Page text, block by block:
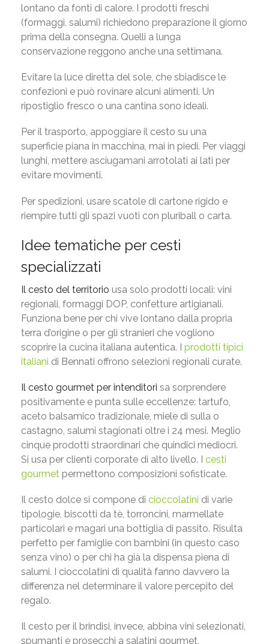
lontano da fonti di calore. I prodotti freschi
(formaggi, salumi) richiedono preparazione il giorno
prima della consegna. Quelli a lunga
conservazione reggono anche una settimana.
Evitare la luce diretta del sole, che sbiadisce le
confezioni e può rovinare alcuni alimenti. Un
ripostiglio fresco o una cantina sono ideali.
Per il trasporto, appoggiare il cesto su una
superficie piana in macchina, mai in piedi. Per viaggi
lunghi, mettere asciugamani arrotolati ai lati per
evitare movimenti.
Per spedizioni, usare scatole di cartone rigido e
riempire tutti gli spazi vuoti con pluriball o carta.
Idee tematiche per cesti
specializzati
Il cesto del territorio usa solo prodotti locali: vini
regionali, formaggi DOP, confetture artigianali.
Funziona bene per chi vive lontano dalla propria
terra d’origine o per gli stranieri che vogliono
scoprire la cucina italiana autentica. I prodotti tipici
italiani di Bennati offrono selezioni regionali curate.
Il cesto gourmet per intenditori sa sorprendere
positivamente e punta sulle eccellenze: tartufo,
aceto balsamico tradizionale, miele di sulla o
castagno, salumi stagionati oltre i 24 mesi. Meglio
cinque prodotti straordinari che quindici mediocri.
Si usa per clienti corporate di alto livello. I cesti
gourmet permettono composizioni sofisticate.
Il cesto dolce si compone di cioccolatini di varie
tipologie, biscotti da tè, torroncini, marmellate
particolari e magari una bottiglia di passito. Risulta
perfetto per famiglie con bambini (in questo caso
senza vino) o per chi ha già la dispensa piena di
salumi. I cioccolatini di qualità fanno davvero la
differenza nel determinare il valore percepito del
regalo.
Il cesto per il brindisi, invece, abbina vini selezionati,
spumanti e prosecchi a salatini gourmet,